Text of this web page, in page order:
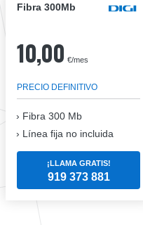
Fibra 300Mb
10,00 €/mes
PRECIO DEFINITIVO
Fibra 300 Mb
Línea fija no incluida
¡LLAMA GRATIS!
919 373 881